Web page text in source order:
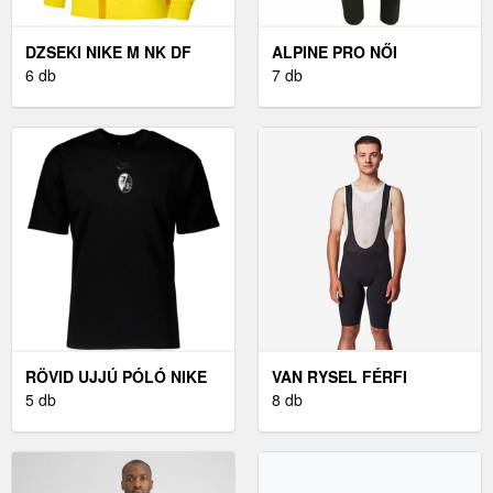
DZSEKI NIKE M NK DF
ACD23 TRK JKT K
6 db
ALPINE PRO NŐI
SOFTSHELL NADRÁG NŐI
7 db
RÖVID UJJÚ PÓLÓ NIKE
SC FREIBURG NSW T-
5 db
VAN RYSEL FÉRFI
KERÉKPÁROS
8 db